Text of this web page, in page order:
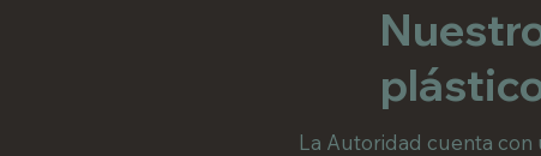
La Autoridad cuenta